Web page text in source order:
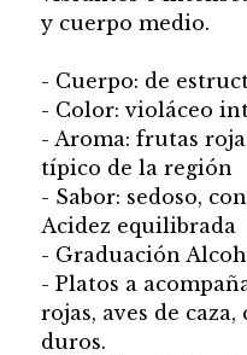
y cuerpo medio.
- Cuerpo: de
- Color: violáceo
- Aroma: frutas
típico de la región
- Sabor: sedoso,
Acidez equilibrada
- Graduación
- Platos a
rojas, aves de
duros.